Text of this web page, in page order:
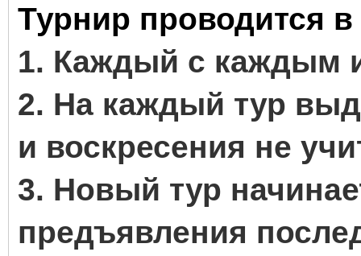
Турнир проводится в
1. Каждый с каждым
2. На каждый тур
и воскресения не
3. Новый тур
предъявления